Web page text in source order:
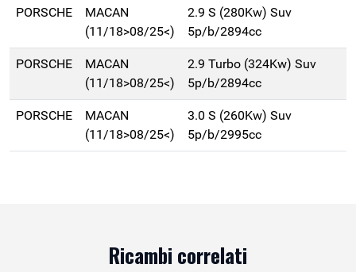
PORSCHE
MACAN
(11/18>08/25<)
2.9 S (280Kw) Suv
5p/b/2894cc
PORSCHE
MACAN
(11/18>08/25<)
2.9 Turbo (324Kw) Suv
5p/b/2894cc
PORSCHE
MACAN
(11/18>08/25<)
3.0 S (260Kw) Suv
5p/b/2995cc
Ricambi correlati